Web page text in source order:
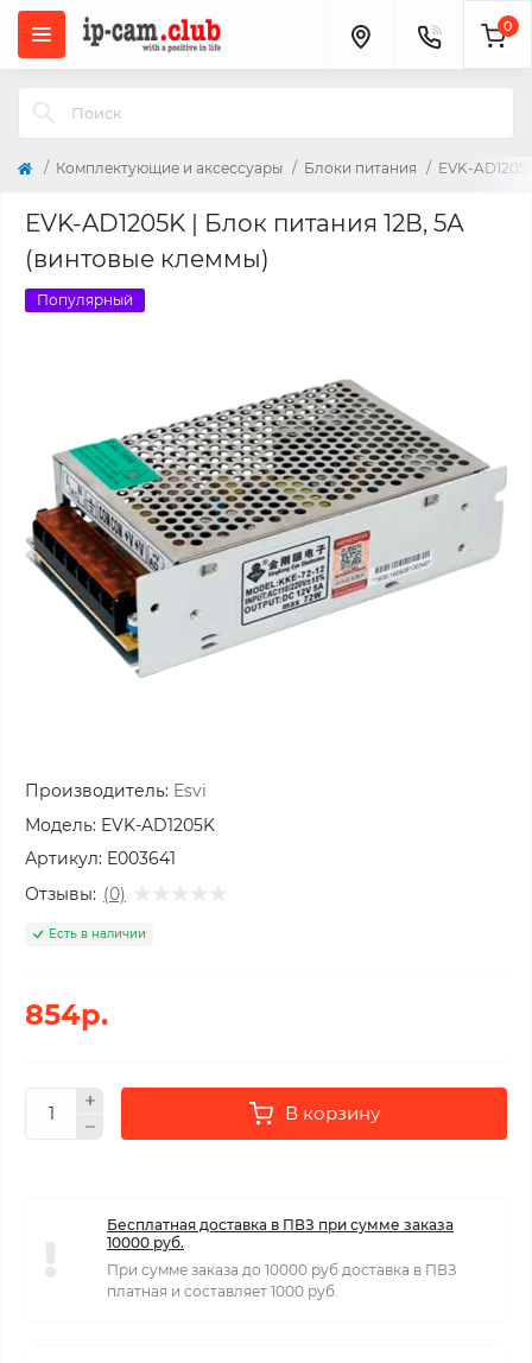
0
Комплектующие и аксессуары Блоки питания EVK-
EVK-AD1205K | Блок питания 12В, 5А
(винтовые клеммы)
Популярный
Производитель: Esvi
Модель: EVK-AD1205K
Артикул: E003641
Отзывы: (0)
Есть в наличии
854р.
В корзину
Бесплатная доставка в ПВЗ при сумме заказа
10000 руб.
При сумме заказа до 10000 руб доставка в ПВЗ
платная и составляет 1000 руб.